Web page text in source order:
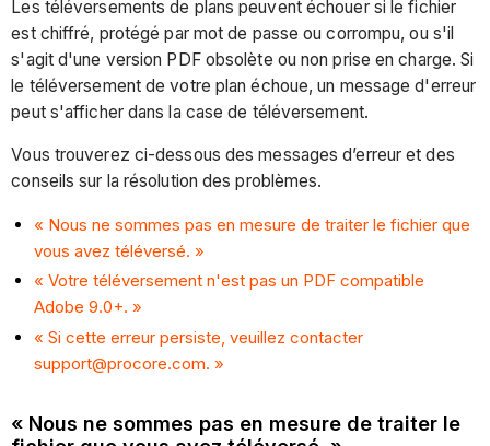
Les téléversements de plans peuvent échouer si le fichier
est chiffré, protégé par mot de passe ou corrompu, ou s'il
s'agit d'une version PDF obsolète ou non prise en charge. Si
le téléversement de votre plan échoue, un message d'erreur
peut s'afficher dans la case de téléversement.
Vous trouverez ci-dessous des messages d’erreur et des
conseils sur la résolution des problèmes.
« Nous ne sommes pas en mesure de traiter le fichier que
vous avez téléversé. »
« Votre téléversement n'est pas un PDF compatible
Adobe 9.0+. »
« Si cette erreur persiste, veuillez contacter
support@procore.com. »
« Nous ne sommes pas en mesure de traiter le